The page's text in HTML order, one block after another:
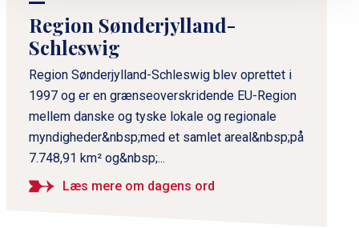
Region Sønderjylland-
Schleswig
Region Sønderjylland-Schleswig blev oprettet i
1997 og er en grænseoverskridende EU-Region
mellem danske og tyske lokale og regionale
myndigheder&nbsp;med et samlet areal&nbsp;på
7.748,91 km² og&nbsp;...
Læs mere om dagens ord